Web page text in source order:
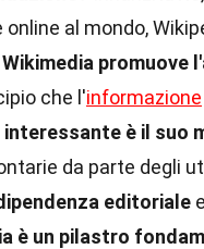
al mondo,
promuove
che l'informazione
è il suo
da parte degli
editoriale
è un pilastro